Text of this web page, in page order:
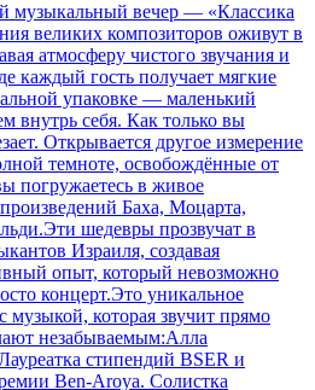
музыкальный вечер — «Классика
великих композиторов оживут в
атмосферу чистого звучания и
каждый гость получает мягкие
упаковке — маленький
внутрь себя. Как только вы
Открывается другое измерение
темноте, освобождённые от
погружаетесь в живое
Баха, Моцарта,
шедевры прозвучат в
Израиля, создавая
опыт, который невозможно
концерт.Это уникальное
музыкой, которая звучит прямо
незабываемым:Алла
стипендий BSER и
Ben-Aroya. Солистка